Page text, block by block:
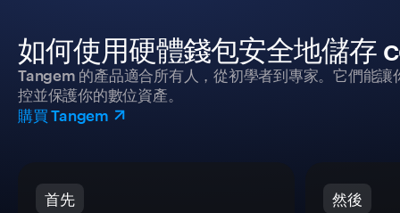
如何使用硬體錢包安全地儲存
Tangem 的產品適合所有人，從初學者到專家。它們能
控並保護你的數位資產。
購買 Tangem
首先 然後